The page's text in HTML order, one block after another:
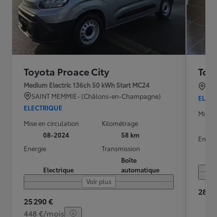
Toyota Proace City
Medium Electric 136ch 50 kWh Start MC24
SAINT MEMMIE- (Châlons-en-Champagne)
ELECTRIQUE
Mise en circulation
08-2024
Kilométrage
58 km
Energie
Electrique
Transmission
Boîte
automatique
Voir plus
25 290 €
448 €/mois
Mise
28